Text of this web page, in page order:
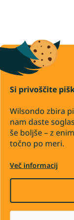
Si privoščite
Wilsondo zbira
nam daste
še boljše – z
točno po meri.
Več informacij